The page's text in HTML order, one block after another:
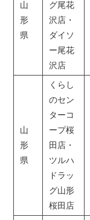
山
形
県
グ尾花
沢店・
ダイソ
ー尾花
沢店
山
形
県
くらし
のセン
ターコ
ープ桜
田店・
ツルハ
ドラッ
グ山形
桜田店